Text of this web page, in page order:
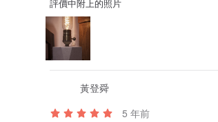
評價中附上的照片
黃登舜
5 年前